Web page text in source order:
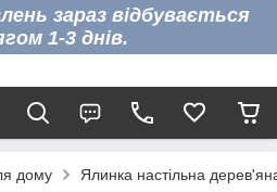
зараз відбувається
1-3 днів.
дому Ялинка настільна